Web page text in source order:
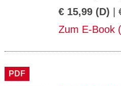
€ 15,99 (D) |
Zum E-Book
PDF